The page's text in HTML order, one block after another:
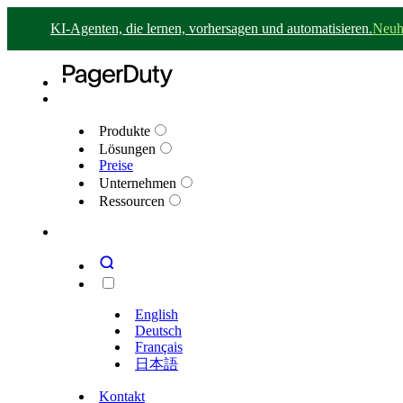
KI-Agenten, die lernen, vorhersagen und automatisieren.
Produkte
Lösungen
Preise
Unternehmen
Ressourcen
English
Deutsch
Français
日本語
Kontakt